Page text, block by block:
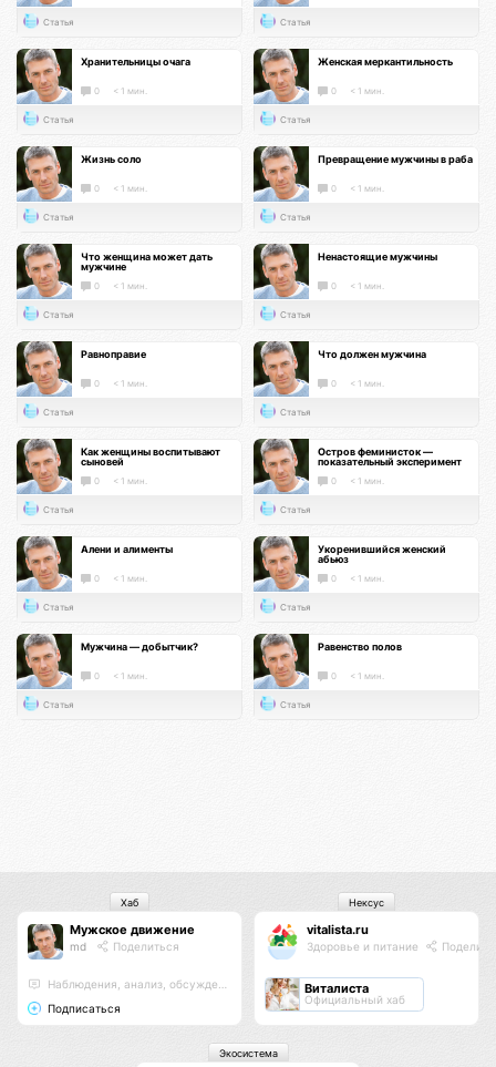
Статья Статья
Хранительницы очага
0 < 1 мин.
Статья
Женская меркантильность
0 < 1 мин.
Статья
Жизнь соло
0 < 1 мин.
Статья
Превращение мужчины в раба
0 < 1 мин.
Статья
Что женщина может дать
мужчине
0 < 1 мин.
Статья
Ненастоящие мужчины
0 < 1 мин.
Статья
Равноправие
0 < 1 мин.
Статья
Что должен мужчина
0 < 1 мин.
Статья
Как женщины воспитывают
сыновей
0 < 1 мин.
Статья
Остров феминисток —
показательный эксперимент
0 < 1 мин.
Статья
Алени и алименты
0 < 1 мин.
Статья
Укоренившийся женский
абьюз
0 < 1 мин.
Статья
Мужчина — добытчик?
0 < 1 мин.
Статья
Равенство полов
0 < 1 мин.
Статья
Мужское движение
md Поделиться
Наблюдения, анализ, обсуждения
Подписаться
Хаб
vitalista.ru
Здоровье и питание
Виталиста
Официальный хаб
Нексус
Экосистема